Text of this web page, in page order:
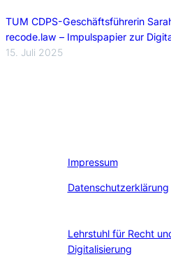
TUM CDPS-Geschäftsführerin
recode.law – Impulspapier zur
15. Juli 2025
Impressum
Datenschutzerklärung
Lehrstuhl für Recht
Digitalisierung